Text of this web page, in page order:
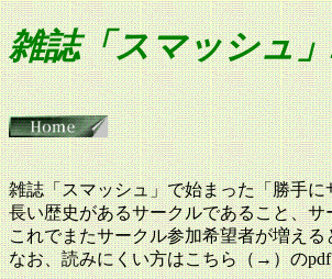
雑誌「スマッシュ
雑誌「スマッシュ」で始まった「勝手
長い歴史があるサークルであること、
これでまたサークル参加希望者が増える
なお、読みにくい方はこちら（→）の